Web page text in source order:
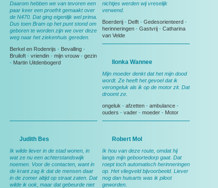
Daarom hebben we van tevoren een
paar keer een proefrit gemaakt over
de N470. Dat ging eigenlijk wel prima.
Dus toen Bram op het punt stond om
geboren te worden zijn we over deze
weg naar het ziekenhuis gereden.
Berkel en Rodenrijs - Bevalling -
Bruiloft - vriendin - mijn vrouw - gezin
- Martin Uitdenbogerd
nichtjes werden wij vreselijk
verwend.
Boerderij - Delft - Gedesorienteerd -
herinneringen - Gastvrij - Catharina
van Velde
Ilonka Wannee
Mijn moeder denkt dat het mijn dood
wordt. Ze heeft het gevoel dat ik
verongeluk als ik op de motor zit. Dat
droomt ze.
ongeluk - afzetten - ambulance -
ouders - vader - moeder - Motor
Judith Bes
Ik wilde liever in de stad wonen, in
wat ze nu een achterstandswijk
noemen. Voor de contacten, want in
de krant zag ik dat de mensen daar
in de zomer altijd op straat zaten. Dat
wilde ik ook, maar dat gebeurde niet
Robert Mol
Ik hou van deze route, omdat hij
langs mijn geboortedorp gaat. Dat
roept toch automatisch herinneringen
op. Het vliegveld bijvoorbeeld. Liever
nog dan huisarts was ik piloot
geworden.